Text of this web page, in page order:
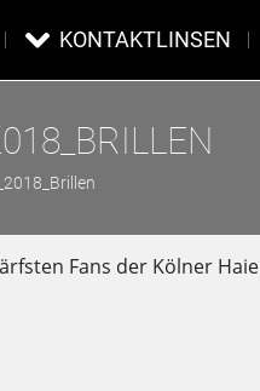
KONTAKTLINSEN
Fans der Kölner Haie